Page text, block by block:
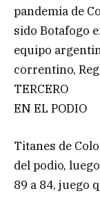
pandemia de
sido Botafogo
equipo
correntino,
TERCERO
EN EL PODIO
Titanes de
del podio,
89 a 84, juego